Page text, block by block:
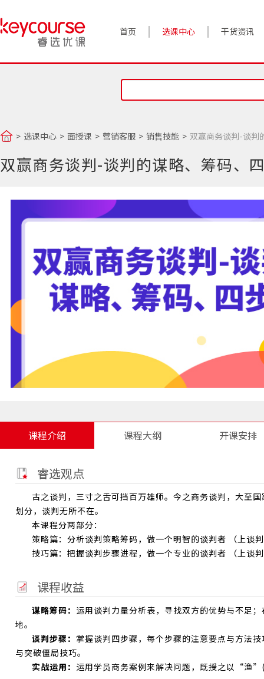
首页 选课中心 干货资讯
案例实践
对话高管
睿选视角
选课中心 面授课 营销客服 销售技能 双赢商务谈判-谈判
双赢商务谈判-谈判的谋略、筹码、
课程介绍 课程大纲 开课安排
睿选观点
古之谈判，三寸之舌可挡百万雄师。今之商务谈判，大至
划分，谈判无所不在。
本课程分两部分：
策略篇：分析谈判策略筹码，做一个明智的谈判者 （上谈
技巧篇：把握谈判步骤进程，做一个专业的谈判者 （上谈
课程收益
谋略筹码： 运用谈判力量分析表，寻找双方的优势与不足
地。
谈判步骤： 掌握谈判四步骤，每个步骤的注意要点与方法
与突破僵局技巧。
实战运用： 运用学员商务案例来解决问题，既授之以“